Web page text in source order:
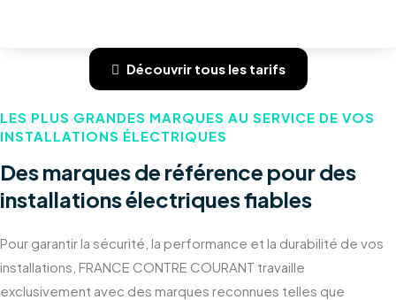
Découvrir tous les tarifs
LES PLUS GRANDES MARQUES AU SERVICE DE VOS
INSTALLATIONS ÉLECTRIQUES
Des marques de référence pour des
installations électriques fiables
Pour garantir la sécurité, la performance et la durabilité de vos
installations, FRANCE CONTRE COURANT travaille
exclusivement avec des marques reconnues telles que